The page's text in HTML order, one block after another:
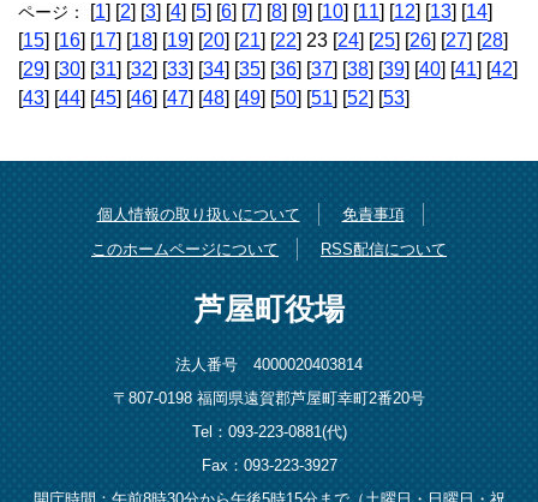
ページ： [1] [2] [3] [4] [5] [6] [7] [8] [9] [10] [11] [12] [13] [14]
[15] [16] [17] [18] [19] [20] [21] [22] 23 [24] [25] [26] [27] [28]
[29] [30] [31] [32] [33] [34] [35] [36] [37] [38] [39] [40] [41] [42]
[43] [44] [45] [46] [47] [48] [49] [50] [51] [52] [53]
個人情報の取り扱いについて
免責事項
このホームページについて
RSS配信について
芦屋町役場
法人番号 4000020403814
〒807-0198 福岡県遠賀郡芦屋町幸町2番20号
Tel：093-223-0881(代)
Fax：093-223-3927